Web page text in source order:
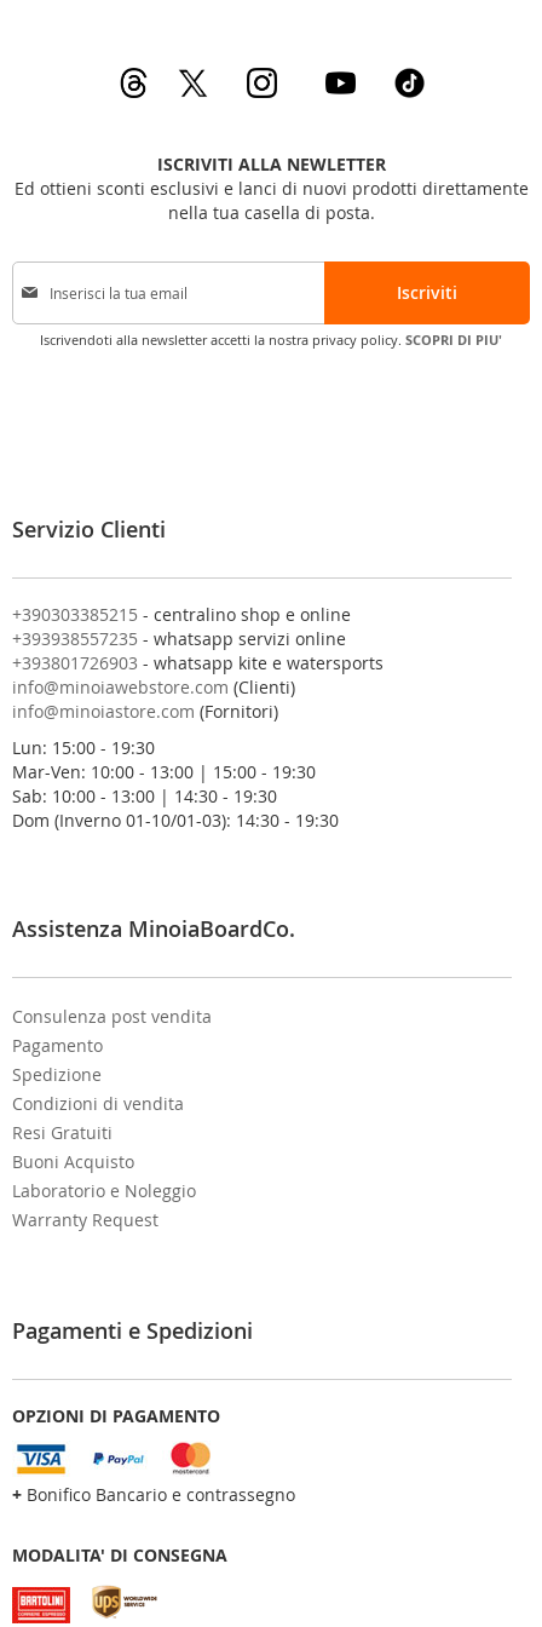
ISCRIVITI ALLA NEWLETTER
Ed ottieni sconti esclusivi e lanci di nuovi prodotti direttamente
nella tua casella di posta.
I
c
l
n
o
s
t
r
a
e
w
s
l
e
:
Iscriviti
Iscrivendoti alla newsletter accetti la nostra privacy policy. SCOPRI DI PIU'
Servizio Clienti
+390303385215 - centralino shop e online
+393938557235 - whatsapp servizi online
+393801726903 - whatsapp kite e watersports
info@minoiawebstore.com (Clienti)
info@minoiastore.com (Fornitori)
Lun: 15:00 - 19:30
Mar-Ven: 10:00 - 13:00 | 15:00 - 19:30
Sab: 10:00 - 13:00 | 14:30 - 19:30
Dom (Inverno 01-10/01-03): 14:30 - 19:30
Assistenza MinoiaBoardCo.
Consulenza post vendita
Pagamento
Spedizione
Condizioni di vendita
Resi Gratuiti
Buoni Acquisto
Laboratorio e Noleggio
Warranty Request
Pagamenti e Spedizioni
OPZIONI DI PAGAMENTO
+ Bonifico Bancario e contrassegno
MODALITA' DI CONSEGNA